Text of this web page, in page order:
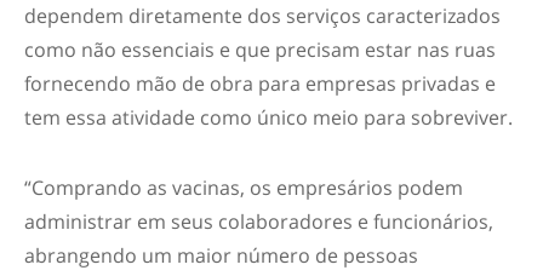
dependem diretamente dos serviços caracterizados
como não essenciais e que precisam estar nas ruas
fornecendo mão de obra para empresas privadas e
tem essa atividade como único meio para sobreviver.
“Comprando as vacinas, os empresários podem
administrar em seus colaboradores e funcionários,
abrangendo um maior número de pessoas